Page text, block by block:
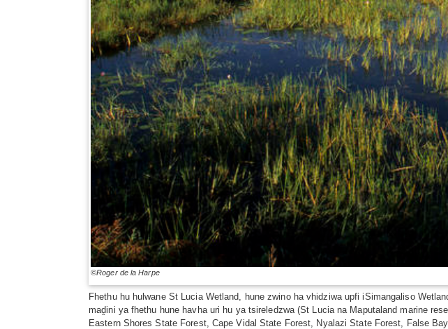
©Roger de la Harpe
Fhethu hu hulwane St Lucia Wetland, hune zwino ha vhidziwa upfi iSimangaliso
maḓini ya fhethu hune havha uri hu ya tsireledzwa (St Lucia na Maputaland marine
Eastern Shores State Forest, Cape Vidal State Forest, Nyalazi State Forest, False